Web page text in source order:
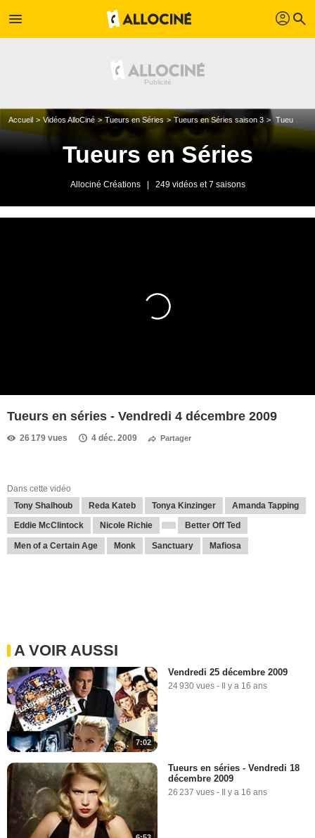
menu profil search
Accueil Vidéos AlloCiné Tueurs en Séries Tueurs en Séries saison 3 Tueurs en séries - Vendredi 4 décembre 2009
Tueurs en Séries
Allociné Créations 249 vidéos et 7 saisons
Tueurs en séries - Vendredi 4 décembre 2009
26 179 vues 4 déc. 2009 Partager
Dans cette vidéo
Tony Shalhoub
Reda Kateb Tonya Kinzinger Amanda Tapping
Eddie McClintock Nicole Richie Better Off Ted
Men of a Certain Age Monk Sanctuary Mafiosa
A VOIR AUSSI
7:02
Vendredi 25 décembre 2009
24 930 vues - Il y a 16 ans
Tueurs en séries - Vendredi 18
décembre 2009
26 237 vues - Il y a 16 ans